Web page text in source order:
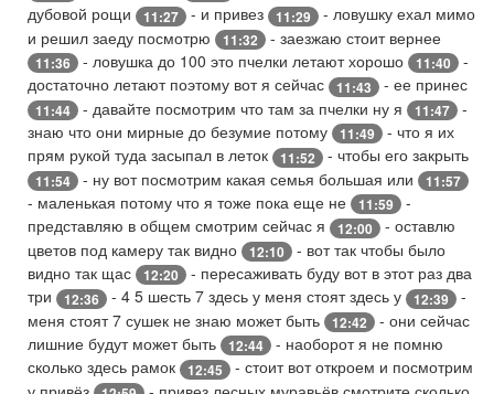
дубовой рощи
11:27 - и привез 11:29
- ловушку ехал мимо
и решил заеду посмотрю
11:32 - заезжаю стоит вернее
11:36 - ловушка до 100 это пчелки летают хорошо 11:40
-
достаточно летают поэтому вот я сейчас
11:43 - ее принес
11:44 - давайте посмотрим что там за пчелки ну я 11:47
-
знаю что они мирные до безумие потому
11:49
- что я их
прям рукой туда засыпал в леток
11:52 - чтобы его закрыть
11:54 - ну вот посмотрим какая семья большая или 11:57
- маленькая потому что я тоже пока еще не 11:59
-
представляю в общем смотрим сейчас я
12:00
- оставлю
цветов под камеру так видно
12:10
- вот так чтобы было
видно так щас
12:20
- пересаживать буду вот в этот раз два
три
12:36 - 4 5 шесть 7 здесь у меня стоят здесь у 12:39
-
меня стоят 7 сушек не знаю может быть
12:42
- они сейчас
лишние будут может быть
12:44
- наоборот я не помню
сколько здесь рамок
12:45
- стоит вот откроем и посмотрим